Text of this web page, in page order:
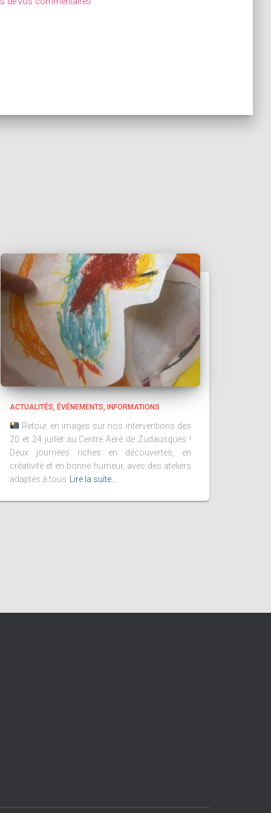
ACTUALITÉS ÉVÉNEMENTS INFORMATIONS
Retour en images sur nos interventions des
20 et 24 juillet au Centre Aéré de Zudausques !
Deux journées riches en découvertes, en
créativité et en bonne humeur, avec des ateliers
adaptés à tous
Lire la suite…